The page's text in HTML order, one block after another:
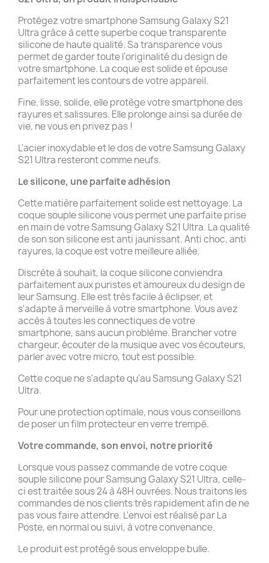
Protégez votre smartphone Samsung Galaxy S21
Ultra grâce à cette superbe coque transparente
silicone de haute qualité. Sa transparence vous
permet de garder toute l'originalité du design de
votre smartphone. La coque est solide et épouse
parfaitement les contours de votre appareil.
Fine, lisse, solide, elle protège votre smartphone des
rayures et salissures. Elle prolonge ainsi sa durée de
vie, ne vous en privez pas !
L'acier inoxydable et le dos de votre Samsung Galaxy
S21 Ultra resteront comme neufs.
Le silicone, une parfaite adhésion
Cette matière parfaitement solide est nettoyage. La
coque souple silicone vous permet une parfaite prise
en main de votre Samsung Galaxy S21 Ultra. La qualité
de son son silicone est anti jaunissant. Anti choc, anti
rayures, la coque est votre meilleure alliée.
Discrète à souhait, la coque silicone conviendra
parfaitement aux puristes et amoureux du design de
leur Samsung. Elle est très facile à éclipser, et
s'adapte à merveille à votre smartphone. Vous avez
accès à toutes les connectiques de votre
smartphone, sans aucun problème. Brancher votre
chargeur, écouter de la musique avec vos écouteurs,
parler avec votre micro, tout est possible.
Cette coque ne s'adapte qu'au Samsung Galaxy S21
Ultra.
Pour une protection optimale, nous vous conseillons
de poser un film protecteur en verre trempé.
Votre commande, son envoi, notre priorité
Lorsque vous passez commande de votre coque
souple silicone pour Samsung Galaxy S21 Ultra, celle-
ci est traitée sous 24 à 48H ouvrées. Nous traitons les
commandes de nos clients très rapidement afin de ne
pas vous faire attendre. L'envoi est réalisé par La
Poste, en normal ou suivi, à votre convenance.
Le produit est protégé sous enveloppe bulle.